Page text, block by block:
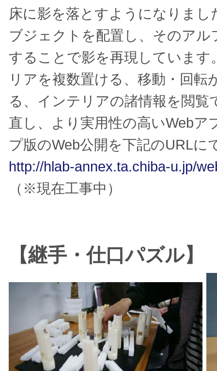
床に影を落とすようになりま
ブジェクトを配置し、そのア
することで影を再現していま
リアを複数置ける、移動・回
る、インテリアの諸情報を閲
直し、より実用性の高いWeb
プ版のWeb公開を下記のURL
http://hlab-annex.ta.chiba-u.jp/
（※現在工事中）
【継手・仕口パズル】